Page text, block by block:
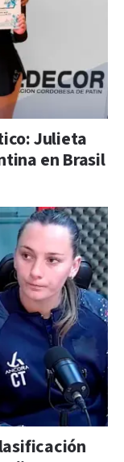
Julieta
en Brasil